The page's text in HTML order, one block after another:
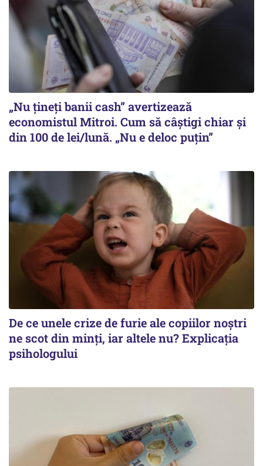
„Nu țineți banii cash” avertizează
economistul Mitroi. Cum să câștigi chiar și
din 100 de lei/lună. „Nu e deloc puțin”
De ce unele crize de furie ale copiilor noștri
ne scot din minți, iar altele nu? Explicația
psihologului